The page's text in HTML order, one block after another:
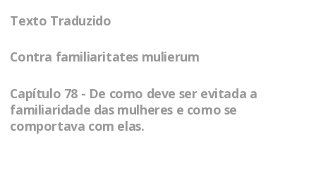
Texto Traduzido
Contra familiaritates mulierum
Capítulo 78 - De como deve ser evitada a
familiaridade das mulheres e como se
comportava com elas.